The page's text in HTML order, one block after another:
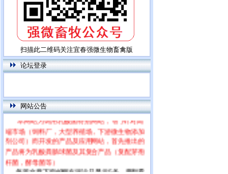
扫描此二维码关注宜春强微生物畜禽版
论坛登录
网站公告
端市场（饲料厂，大型养殖场，下游微生物添加
剂公司）而开发的产品及应用网站，首先推出的
产品将为乳酸粪肠球菌及其复合产品（复配芽孢
杆菌，酵母菌等）
每篇文章下面的网友评论只显示5条，要想看